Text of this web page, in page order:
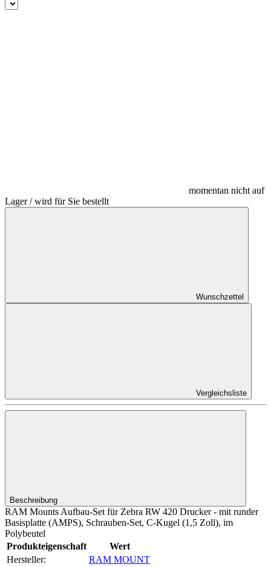
momentan nicht auf
Lager / wird für Sie bestellt
Wunschzettel
Vergleichsliste
Beschreibung
RAM Mounts Aufbau-Set für Zebra RW 420 Drucker - mit runder
Basisplatte (AMPS), Schrauben-Set, C-Kugel (1,5 Zoll), im
Polybeutel
Produkteigenschaft
Wert
Hersteller:
RAM MOUNT